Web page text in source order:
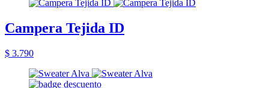
Campera Tejida ID
$ 3.790